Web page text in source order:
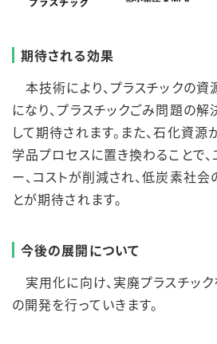
期待される効果
本技術により、プラスチックの
になり、プラスチックごみ問題の
して期待されます。また、石化資
学品プロセスに置き換わることで
ー、コストが削減され、低炭素社
とが期待されます。
今後の展開について
実用化に向け、実廃プラスチッ
の開発を行っていきます。